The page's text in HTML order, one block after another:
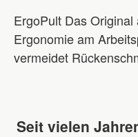
ErgoPult Das
Ergonomie am
vermeidet
Seit vielen